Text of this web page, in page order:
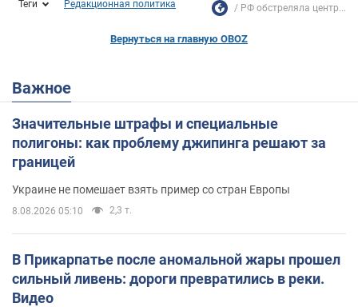
Теги Редакционная политика РФ обстреляла центр...
Вернуться на главную OBOZ
Важное
Значительные штрафы и специальные
полигоны: как проблему джипинга решают за
границей
Украине не помешает взять пример со стран Европы
8.08.2026 05:10 2,3 т.
В Прикарпатье после аномальной жары прошел
сильный ливень: дороги превратились в реки.
Видео